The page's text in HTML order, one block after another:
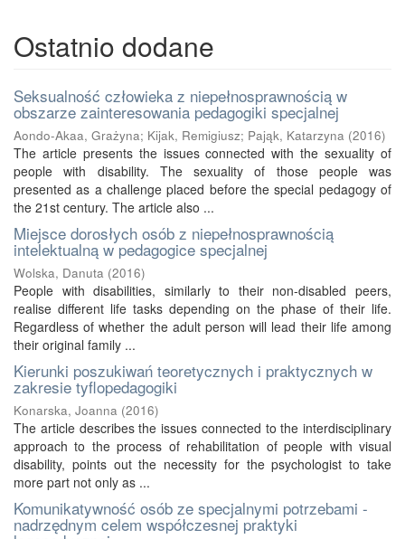
Ostatnio dodane
Seksualność człowieka z niepełnosprawnością w
obszarze zainteresowania pedagogiki specjalnej
Aondo-Akaa, Grażyna; Kijak, Remigiusz; Pająk, Katarzyna (2016)
The article presents the issues connected with the sexuality of
people with disability. The sexuality of those people was
presented as a challenge placed before the special pedagogy of
the 21st century. The article also ...
Miejsce dorosłych osób z niepełnosprawnością
intelektualną w pedagogice specjalnej
Wolska, Danuta (2016)
People with disabilities, similarly to their non-disabled peers,
realise different life tasks depending on the phase of their life.
Regardless of whether the adult person will lead their life among
their original family ...
Kierunki poszukiwań teoretycznych i praktycznych w
zakresie tyflopedagogiki
Konarska, Joanna (2016)
The article describes the issues connected to the interdisciplinary
approach to the process of rehabilitation of people with visual
disability, points out the necessity for the psychologist to take
more part not only as ...
Komunikatywność osób ze specjalnymi potrzebami -
nadrzędnym celem współczesnej praktyki